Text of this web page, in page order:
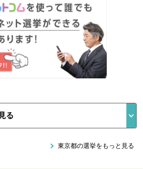
東京都の選挙をもっと見る